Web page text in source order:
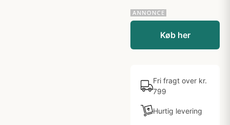
Køb her
Fri fragt over kr.
799
Hurtig levering